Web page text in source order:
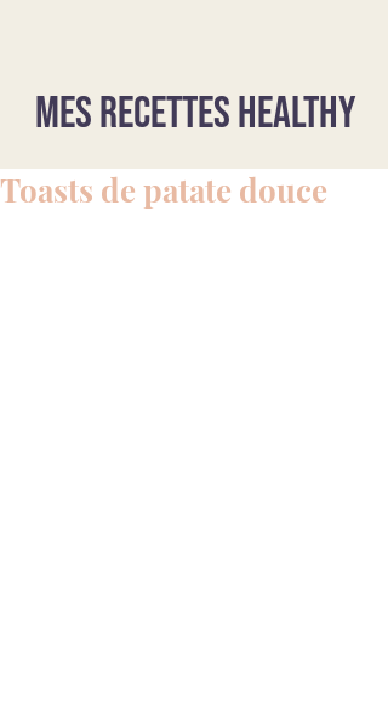
Mes recettes healthy
Toasts de patate douce